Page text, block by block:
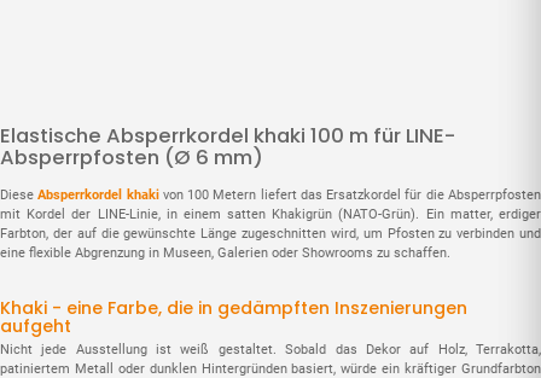
Elastische Absperrkordel khaki 100 m für LINE-
Absperrpfosten (Ø 6 mm)
DieseAbsperrkordel khakivon 100 Metern liefert das Ersatzkordel für die Absperrpfosten
mit Kordel der LINE-Linie, in einem satten Khakigrün (NATO-Grün). Ein matter, erdiger
Farbton, der auf die gewünschte Länge zugeschnitten wird, um Pfosten zu verbinden und
eine flexible Abgrenzung in Museen, Galerien oder Showrooms zu schaffen.
Khaki - eine Farbe, die in gedämpften Inszenierungen
aufgeht
Nicht jede Ausstellung ist weiß gestaltet. Sobald das Dekor auf Holz, Terrakotta,
patiniertem Metall oder dunklen Hintergründen basiert, würde ein kräftiger Grundfarbton